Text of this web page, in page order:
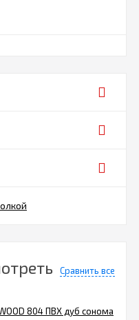
Сравнить все
804 ПВХ дуб сонома